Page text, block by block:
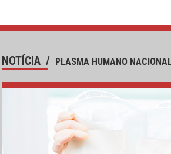
NOTÍCIA / PLASMA HUMANO